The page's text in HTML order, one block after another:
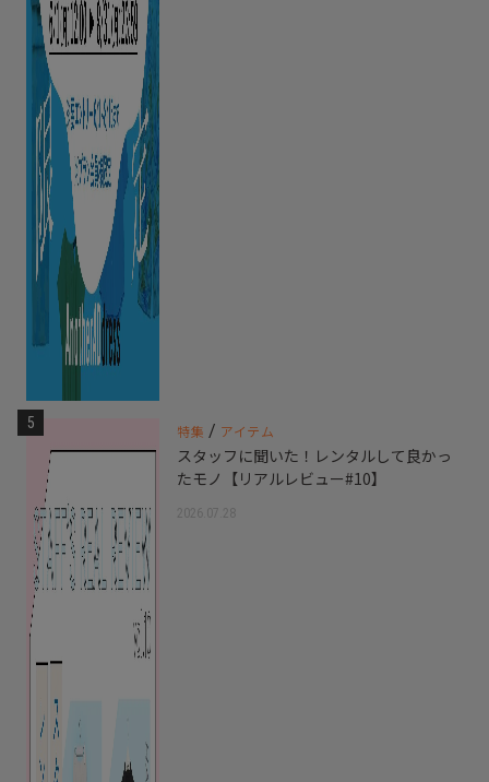
5 特集 / アイテム
スタッフに聞いた！レンタルして良かっ
たモノ【リアルレビュー#10】
2026.07.28